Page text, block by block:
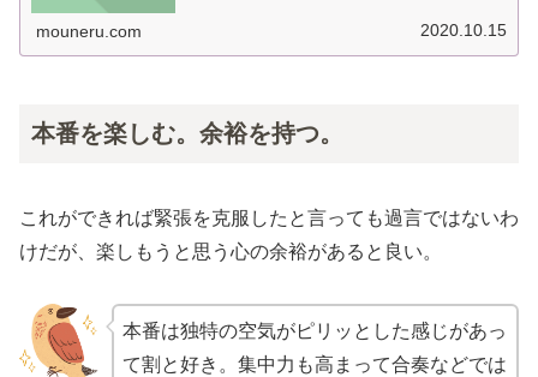
mouneru.com 2020.10.15
本番を楽しむ。余裕を持つ。
これができれば緊張を克服したと言っても過言ではないわ
けだが、楽しもうと思う心の余裕があると良い。
本番は独特の空気がピリッとした感じがあっ
て割と好き。集中力も高まって合奏などでは